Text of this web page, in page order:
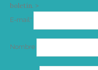
boletín. >
E-mail*
Nombre